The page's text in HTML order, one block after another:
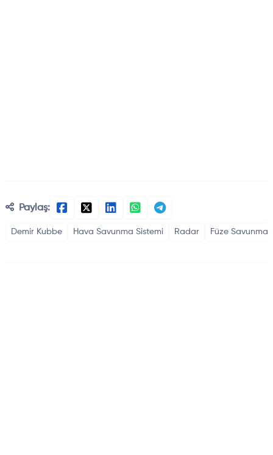
Paylaş:
Demir Kubbe Hava Savunma Sistemi Radar Füze Savunma